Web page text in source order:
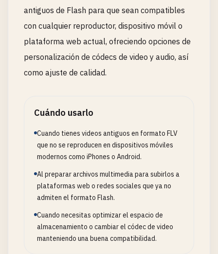
antiguos de Flash para que sean compatibles
con cualquier reproductor, dispositivo móvil o
plataforma web actual, ofreciendo opciones de
personalización de códecs de video y audio, así
como ajuste de calidad.
Cuándo usarlo
Cuando tienes videos antiguos en formato FLV
que no se reproducen en dispositivos móviles
modernos como iPhones o Android.
Al preparar archivos multimedia para subirlos a
plataformas web o redes sociales que ya no
admiten el formato Flash.
Cuando necesitas optimizar el espacio de
almacenamiento o cambiar el códec de video
manteniendo una buena compatibilidad.